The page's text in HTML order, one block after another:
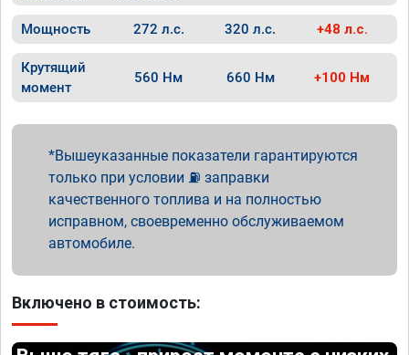
Мощность 272 л.с. 320 л.с. +48 л.с.
Крутящий
момент
560 Нм 660 Нм +100 Нм
Вышеуказанные показатели гарантируются
только при условии ⛽ заправки
качественного топлива и на полностью
исправном, своевременно обслуживаемом
автомобиле.
Включено в стоимость: